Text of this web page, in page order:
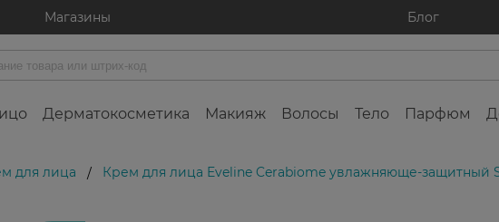
Магазины Блог
Дерматокосметика Макияж Волосы Тело Парфюм
для лица / Крем для лица Eveline Cerabiome увлажняюще-защитный